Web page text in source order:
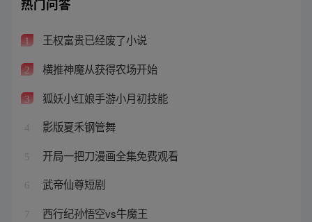
热门问答
1 王权富贵已经废了小说
2 横推神魔从获得农场开始
3 狐妖小红娘手游小月初技能
4 影版夏禾钢管舞
5 开局一把刀漫画全集免费观看
6 武帝仙尊短剧
7 西行纪孙悟空vs牛魔王